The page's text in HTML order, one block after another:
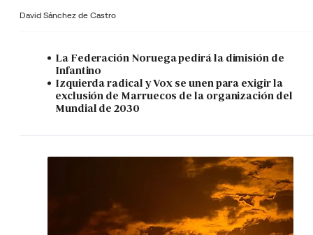
David Sánchez de Castro
La Federación Noruega pedirá la dimisión de
Infantino
Izquierda radical y Vox se unen para exigir la
exclusión de Marruecos de la organización del
Mundial de 2030